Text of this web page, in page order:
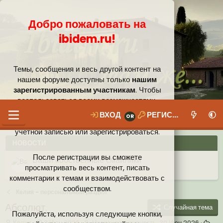
Добро пожаловать на
ibidem.ru!
Темы, сообщения и весь другой контент на
нашем форуме доступны только нашим
зарегистрированным участникам. Чтобы
воспользоваться всеми возможностями,
которые предлагает наше сообщество, вам
необходимо войти в систему под своей
учётной записью или зарегистрироваться.
После регистрации вы сможете
просматривать весь контент, писать
комментарии к темам и взаимодействовать с
сообществом.
Пожалуйста, используя следующие кнопки,
ВХОД РЕГИСТРАЦИЯ
Иконки пользователя
Ваши собственные смайлики
Аналитика от Ассистента
Новая система рейтинга (оценок) на форуме
Келия - персональный раздел
Абсолют.
Случайная тема